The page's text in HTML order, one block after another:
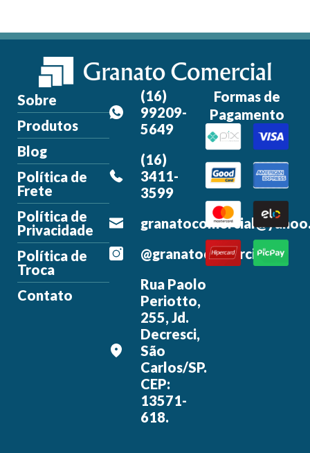
Sobre
Produtos
Blog
Política de
Frete
Política de
Privacidade
Política de
Troca
Contato
(16)
99209-
5649
(16)
3411-
3599
@granatocomercial
Rua Paolo
Periotto,
255, Jd.
Decresci,
São
Carlos/SP.
CEP:
13571-
618.
Formas de
Pagamento